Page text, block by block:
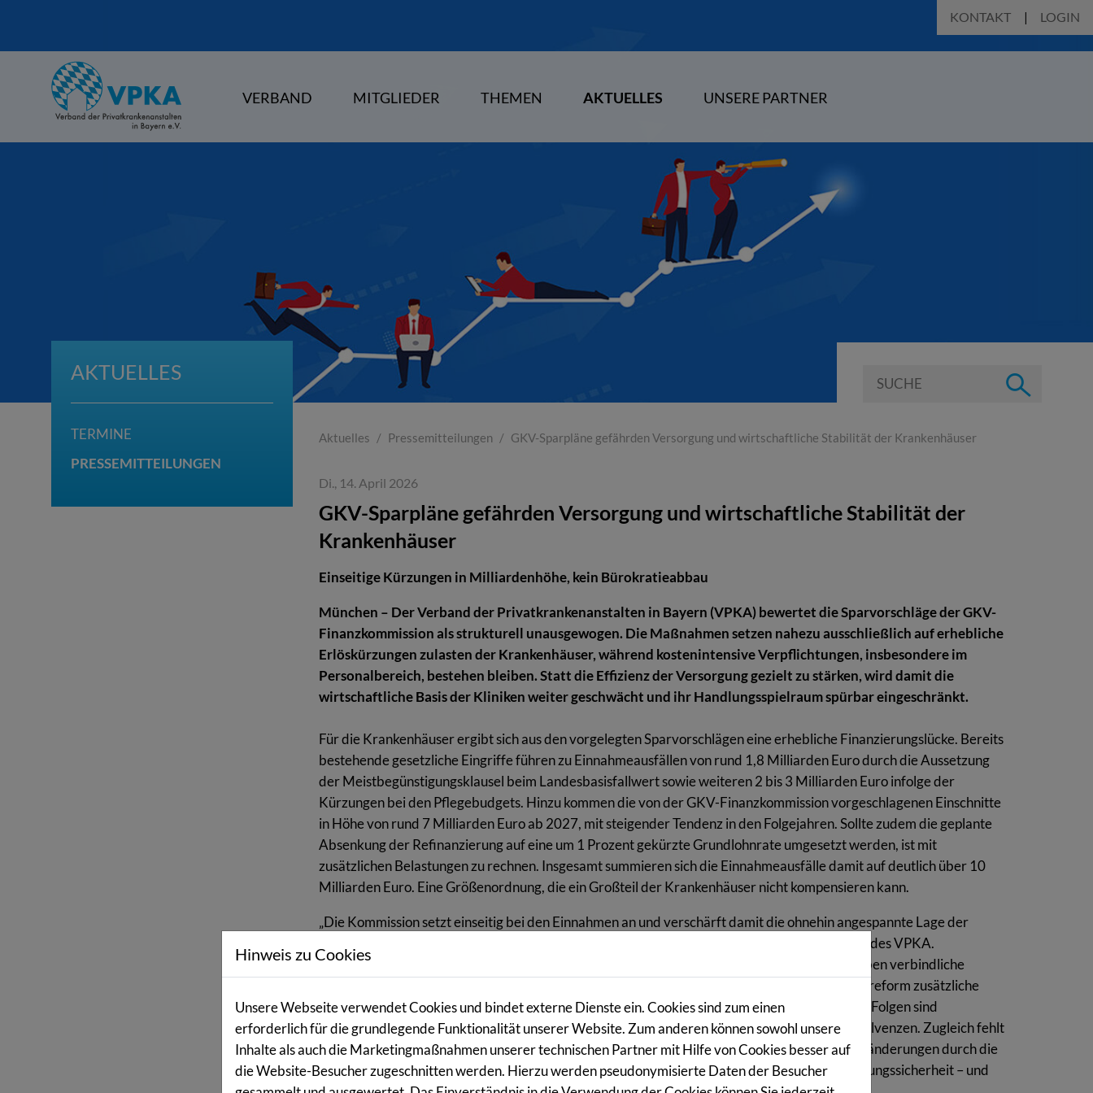
KONTAKT LOGIN
VERBAND MITGLIEDER THEMEN AKTUELLES UNSERE PARTNER
AKTUELLES
TERMINE
PRESSEMITTEILUNGEN
Aktuelles Pressemitteilungen GKV-Sparpläne gefährden Versorgung und wirtschaftliche Stabilität der Krankenhäuser
Di., 14. April 2026
GKV-Sparpläne gefährden Versorgung und wirtschaftliche Stabilität der
Krankenhäuser
Einseitige Kürzungen in Milliardenhöhe, kein Bürokratieabbau
München – Der Verband der Privatkrankenanstalten in Bayern (VPKA) bewertet die Sparvorschläge der GKV-
Finanzkommission als strukturell unausgewogen. Die Maßnahmen setzen nahezu ausschließlich auf erhebliche
Erlöskürzungen zulasten der Krankenhäuser, während kostenintensive Verpflichtungen, insbesondere im
Personalbereich, bestehen bleiben. Statt die Effizienz der Versorgung gezielt zu stärken, wird damit die
wirtschaftliche Basis der Kliniken weiter geschwächt und ihr Handlungsspielraum spürbar eingeschränkt.
Für die Krankenhäuser ergibt sich aus den vorgelegten Sparvorschlägen eine erhebliche Finanzierungslücke. Bereits
bestehende gesetzliche Eingriffe führen zu Einnahmeausfällen von rund 1,8 Milliarden Euro durch die Aussetzung
der Meistbegünstigungsklausel beim Landesbasisfallwert sowie weiteren 2 bis 3 Milliarden Euro infolge der
Kürzungen bei den Pflegebudgets. Hinzu kommen die von der GKV-Finanzkommission vorgeschlagenen Einschnitte
in Höhe von rund 7 Milliarden Euro ab 2027, mit steigender Tendenz in den Folgejahren. Sollte zudem die geplante
Absenkung der Refinanzierung auf eine um 1 Prozent gekürzte Grundlohnrate umgesetzt werden, ist mit
zusätzlichen Belastungen zu rechnen. Insgesamt summieren sich die Einnahmeausfälle damit auf deutlich über 10
Milliarden Euro. Eine Größenordnung, die ein Großteil der Krankenhäuser nicht kompensieren kann.
„Die Kommission setzt einseitig bei den Einnahmen an und verschärft damit die ohnehin angespannte Lage der
Krankenhäuser und ihrer Patienten“, erklärt Dr. Ann-Kristin Stenger, Hauptgeschäftsführerin des VPKA.
„Tarifsteigerungen sollen künftig nicht mehr vollständig refinanziert werden. Gleichzeitig bleiben verbindliche
Personalvorgaben bestehen. Das schafft neben der erst kürzlich beschlossenen Krankenhausreform zusätzliche
Unsicherheit und entzieht den Einrichtungen eine verlässliche Planungsbasis. Die absehbaren Folgen sind
Leistungseinschränkungen und eine steigende Zahl wirtschaftlicher Schieflagen bis hin zu Insolvenzen. Zugleich fehlt
vielen Einrichtungen die finanzielle Grundlage, um sich auf die anstehenden strukturellen Veränderungen durch die
Krankenhausreform vorzubereiten. Damit geht nicht nur Kapital verloren, sondern auch Planungssicherheit – und
Hinweis zu Cookies
Unsere Webseite verwendet Cookies und bindet externe Dienste ein. Cookies sind zum einen
erforderlich für die grundlegende Funktionalität unserer Website. Zum anderen können sowohl unsere
Inhalte als auch die Marketingmaßnahmen unserer technischen Partner mit Hilfe von Cookies besser auf
die Website-Besucher zugeschnitten werden. Hierzu werden pseudonymisierte Daten der Besucher